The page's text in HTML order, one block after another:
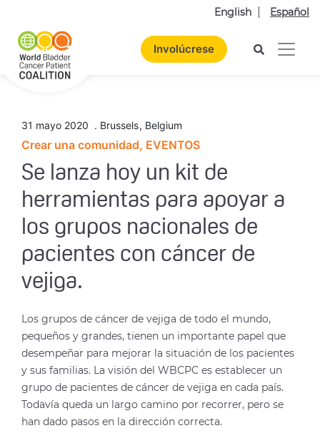
English Español
Involúcrese
31 mayo 2020 . Brussels, Belgium
Crear una comunidad, EVENTOS
Se lanza hoy un kit de
herramientas para apoyar a
los grupos nacionales de
pacientes con cáncer de
vejiga.
Los grupos de cáncer de vejiga de todo el mundo,
pequeños y grandes, tienen un importante papel que
desempeñar para mejorar la situación de los pacientes
y sus familias. La visión del WBCPC es establecer un
grupo de pacientes de cáncer de vejiga en cada país.
Todavía queda un largo camino por recorrer, pero se
han dado pasos en la dirección correcta.